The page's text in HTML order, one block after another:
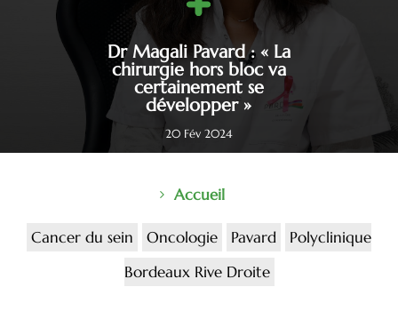
Dr Magali Pavard : « La
chirurgie hors bloc va
certainement se
développer »
20 Fév 2024
Accueil
Cancer du sein Oncologie Pavard
Polyclinique
Bordeaux Rive Droite